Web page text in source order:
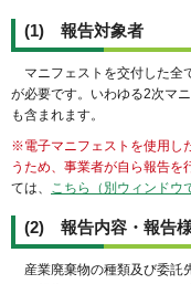
(1) 報告対象者
マニフェストを交付した全
が必要です。いわゆる2次マ
も含まれます。
※電子マニフェストを使用し
うため、事業者が自ら報告を
ては、 こちら（別ウィンドウ
(2) 報告内容・報告
産業廃棄物の種類及び委託